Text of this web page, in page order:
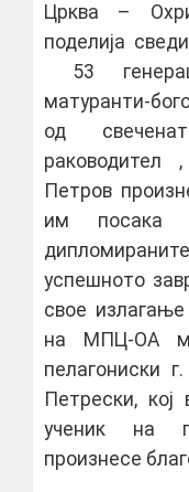
Црква –
поделија
53
матуранти-
од
раководител
Петров
им посака
успешното
свое
на МПЦ-ОА
пелагониски
Петрески,
ученик на
произнесе